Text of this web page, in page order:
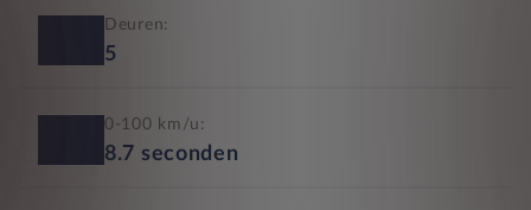
Deuren:
5
0-100 km/u:
8.7 seconden